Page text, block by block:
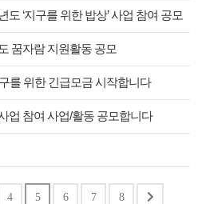
‘지구를 위한 밥상’ 사업 참여 공모
꿈자람 지원활동 공모
를 위한 긴급모금 시작합니다
업 참여 사업/활동 공모합니다
4 5 6 7 8